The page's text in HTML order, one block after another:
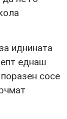
иднината
еднаш
сосе